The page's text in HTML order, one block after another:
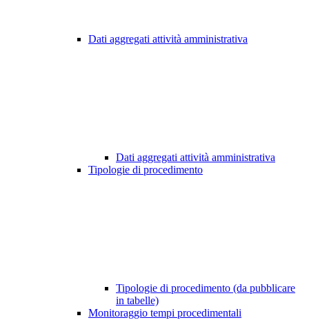
Dati aggregati attività amministrativa
Dati aggregati attività amministrativa
Tipologie di procedimento
Tipologie di procedimento (da pubblicare
in tabelle)
Monitoraggio tempi procedimentali